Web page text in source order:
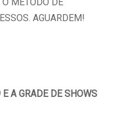
AGUARDEM!
A GRADE DE SHOWS